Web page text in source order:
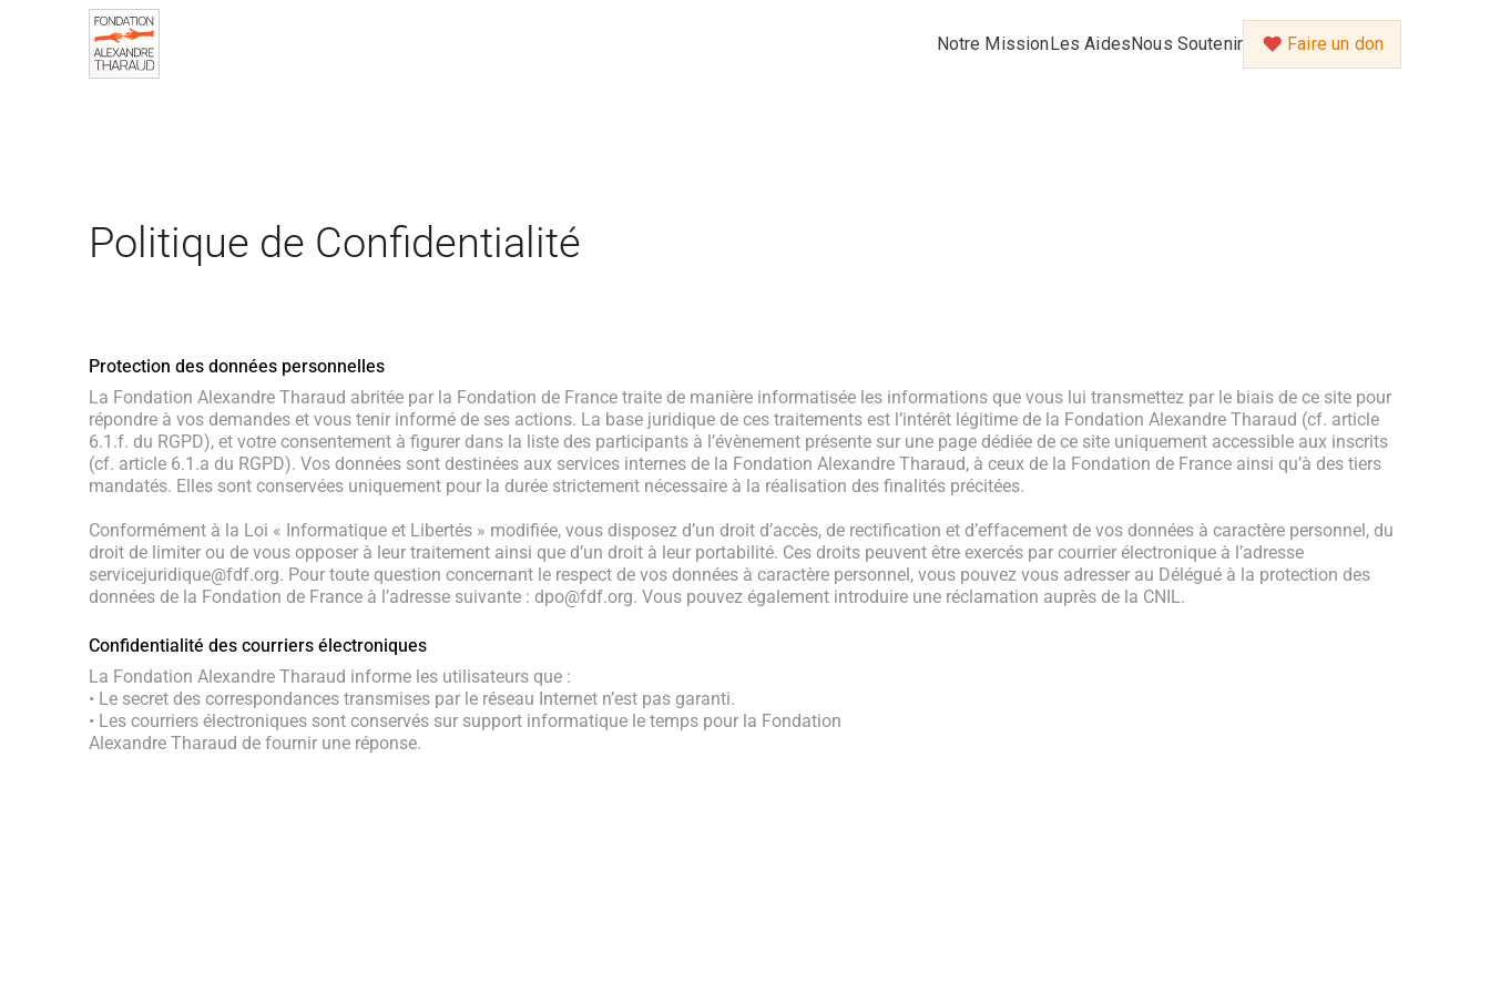
Notre Mission Les Aides Nous Soutenir Faire un don
Politique de Confidentialité
Protection des données personnelles
La Fondation Alexandre Tharaud abritée par la Fondation de France traite de manière informatisée les informations que vous lui transmettez par le biais de ce site pour
répondre à vos demandes et vous tenir informé de ses actions. La base juridique de ces traitements est l’intérêt légitime de la Fondation Alexandre Tharaud (cf. article
6.1.f. du RGPD), et votre consentement à figurer dans la liste des participants à l’évènement présente sur une page dédiée de ce site uniquement accessible aux inscrits
(cf. article 6.1.a du RGPD). Vos données sont destinées aux services internes de la Fondation Alexandre Tharaud, à ceux de la Fondation de France ainsi qu’à des tiers
mandatés. Elles sont conservées uniquement pour la durée strictement nécessaire à la réalisation des finalités précitées.
Conformément à la Loi « Informatique et Libertés » modifiée, vous disposez d’un droit d’accès, de rectification et d’effacement de vos données à caractère personnel, du
droit de limiter ou de vous opposer à leur traitement ainsi que d’un droit à leur portabilité. Ces droits peuvent être exercés par courrier électronique à l’adresse
servicejuridique@fdf.org. Pour toute question concernant le respect de vos données à caractère personnel, vous pouvez vous adresser au Délégué à la protection des
données de la Fondation de France à l’adresse suivante : dpo@fdf.org. Vous pouvez également introduire une réclamation auprès de la CNIL.
Confidentialité des courriers électroniques
La Fondation Alexandre Tharaud informe les utilisateurs que :
• Le secret des correspondances transmises par le réseau Internet n’est pas garanti.
• Les courriers électroniques sont conservés sur support informatique le temps pour la Fondation
Alexandre Tharaud de fournir une réponse.